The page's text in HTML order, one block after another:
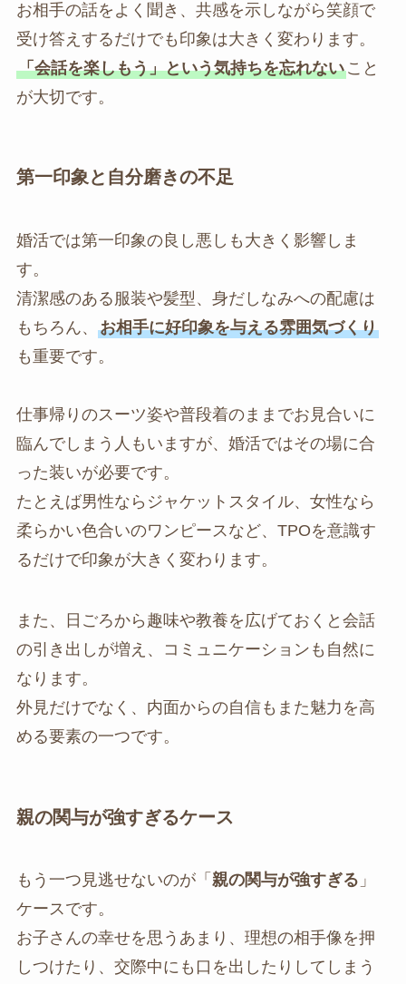
お相手の話をよく聞き、共感を示しながら笑顔で
受け答えするだけでも印象は大きく変わります。
「会話を楽しもう」という気持ちを忘れないこと
が大切です。
第一印象と自分磨きの不足
婚活では第一印象の良し悪しも大きく影響しま
す。
清潔感のある服装や髪型、身だしなみへの配慮は
もちろん、 お相手に好印象を与える雰囲気づくり
も重要です。
仕事帰りのスーツ姿や普段着のままでお見合いに
臨んでしまう人もいますが、婚活ではその場に合
った装いが必要です。
たとえば男性ならジャケットスタイル、女性なら
柔らかい色合いのワンピースなど、TPOを意識す
るだけで印象が大きく変わります。
また、日ごろから趣味や教養を広げておくと会話
の引き出しが増え、コミュニケーションも自然に
なります。
外見だけでなく、内面からの自信もまた魅力を高
める要素の一つです。
親の関与が強すぎるケース
もう一つ見逃せないのが「 親の関与が強すぎる 」
ケースです。
お子さんの幸せを思うあまり、理想の相手像を押
しつけたり、交際中にも口を出したりしてしまう